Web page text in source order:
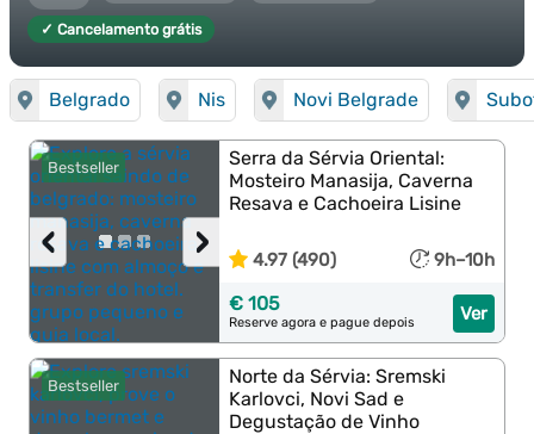
✓ Cancelamento grátis
Belgrado Nis Novi Belgrade
Bestseller
›
‹
Serra da Sérvia Oriental:
Mosteiro Manasija, Caverna
Resava e Cachoeira Lisine
4.97 (490) 9h–10h
Ver
€ 105
Reserve agora e pague depois
Bestseller
Norte da Sérvia: Sremski
Karlovci, Novi Sad e
Degustação de Vinho